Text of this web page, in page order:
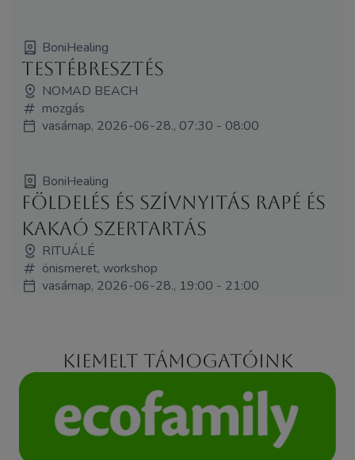
BoniHealing
Testébresztés
NOMAD BEACH
mozgás
vasárnap, 2026-06-28., 07:30 - 08:00
BoniHealing
Földelés és Szívnyitás Rapé és
Kakaó Szertartás
RITUÁLÉ
önismeret, workshop
vasárnap, 2026-06-28., 19:00 - 21:00
Kiemelt támogatóink